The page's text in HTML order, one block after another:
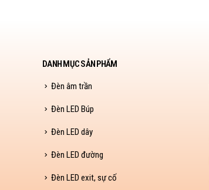
DANH MỤC SẢN PHẨM
Đèn âm trần
Đèn LED Búp
Đèn LED dây
Đèn LED đường
Đèn LED exit, sự cố